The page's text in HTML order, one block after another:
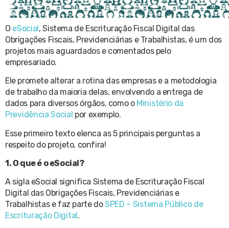
O eSocial, Sistema de Escrituração Fiscal Digital das
Obrigações Fiscais, Previdenciárias e Trabalhistas, é um dos
projetos mais aguardados e comentados pelo
empresariado.
Ele promete alterar a rotina das empresas e a metodologia
de trabalho da maioria delas, envolvendo a entrega de
dados para diversos órgãos, como o Ministério da
Previdência Social por exemplo.
Esse primeiro texto elenca as 5 principais perguntas a
respeito do projeto, confira!
1. O que é o eSocial?
A sigla eSocial significa Sistema de Escrituração Fiscal
Digital das Obrigações Fiscais, Previdenciárias e
Trabalhistas e faz parte doSPED – Sistema Público de
Escrituração Digital .